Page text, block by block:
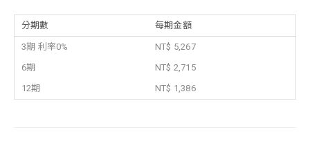
分期數 每期金額
3期 利率0%
NT$ 5,267
6期
NT$ 2,715
12期
NT$ 1,386